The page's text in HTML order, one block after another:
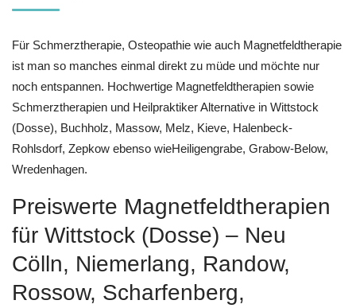
Für Schmerztherapie, Osteopathie wie auch Magnetfeldtherapie
ist man so manches einmal direkt zu müde und möchte nur
noch entspannen. Hochwertige Magnetfeldtherapien sowie
Schmerztherapien und Heilpraktiker Alternative in Wittstock
(Dosse), Buchholz, Massow, Melz, Kieve, Halenbeck-
Rohlsdorf, Zepkow ebenso wieHeiligengrabe, Grabow-Below,
Wredenhagen.
Preiswerte Magnetfeldtherapien
für Wittstock (Dosse) – Neu
Cölln, Niemerlang, Randow,
Rossow, Scharfenberg,